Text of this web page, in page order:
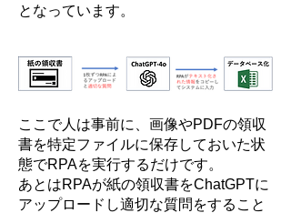
となっています。
ここで人は事前に、画像やPDFの領収
書を特定ファイルに保存しておいた状
態でRPAを実行するだけです。
あとはRPAが紙の領収書をChatGPTに
アップロードし適切な質問をすること